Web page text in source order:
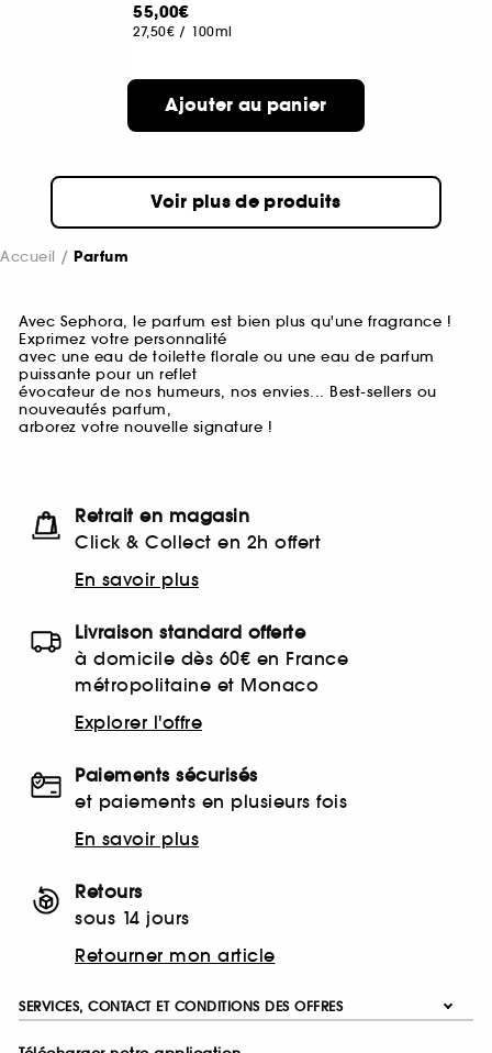
55,00€
27,50€ / 100ml
Ajouter au panier
Voir plus de produits
Accueil Parfum
Avec Sephora, le parfum est bien plus qu'une fragrance !
Exprimez votre personnalité
avec une eau de toilette florale ou une eau de parfum
puissante pour un reflet
évocateur de nos humeurs, nos envies... Best-sellers ou
nouveautés parfum,
arborez votre nouvelle signature !
Retrait en magasin
Click & Collect en 2h offert
En savoir plus
Livraison standard offerte
à domicile dès 60€ en France
métropolitaine et Monaco
Explorer l'offre
Paiements sécurisés
et paiements en plusieurs fois
En savoir plus
Retours
sous 14 jours
Retourner mon article
SERVICES, CONTACT ET CONDITIONS DES OFFRES